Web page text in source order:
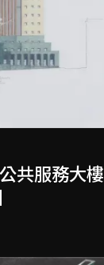
共服務大樓